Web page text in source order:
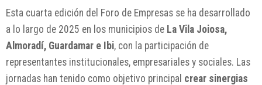
Esta cuarta edición del Foro de Empresas se ha desarrollado
a lo largo de 2025 en los municipios de La Vila Joiosa,
Almoradí, Guardamar e Ibi, con la participación de
representantes institucionales, empresariales y sociales. Las
jornadas han tenido como objetivo principal crear sinergias